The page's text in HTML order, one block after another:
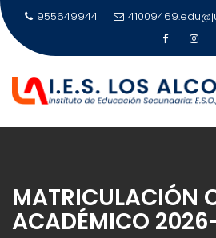
Saltar
al
contenido
955649944
MATRICULACIÓN
ACADÉMICO